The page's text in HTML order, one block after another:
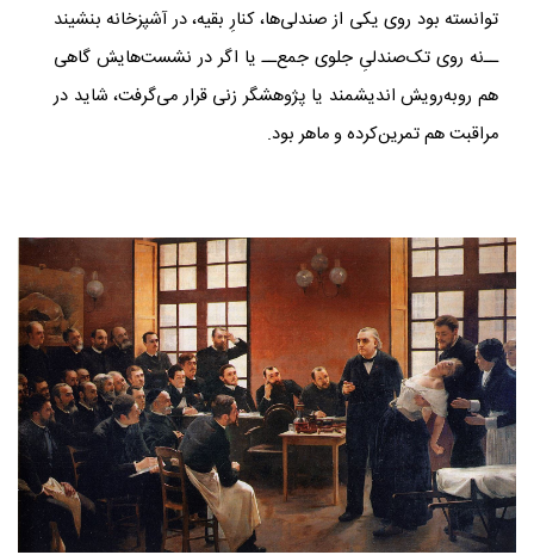
توانسته بود روی یکی از صندلی‌ها، کنارِ بقیه، در آشپزخانه بنشیند
ــ‌نه روی تک‌صندلیِ جلوی جمع‌ــ یا اگر در نشست‌هایش گاهی
هم روبه‌رویش اندیشمند یا پژوهشگر زنی قرار می‌گرفت، شاید در
مراقبت هم تمرین‌‌کرده و ماهر بود.